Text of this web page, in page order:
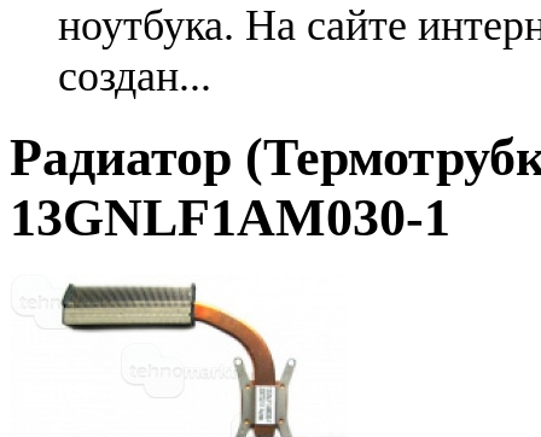
ноутбука. На сайте
создан...
Радиатор
13GNLF1AM030-1